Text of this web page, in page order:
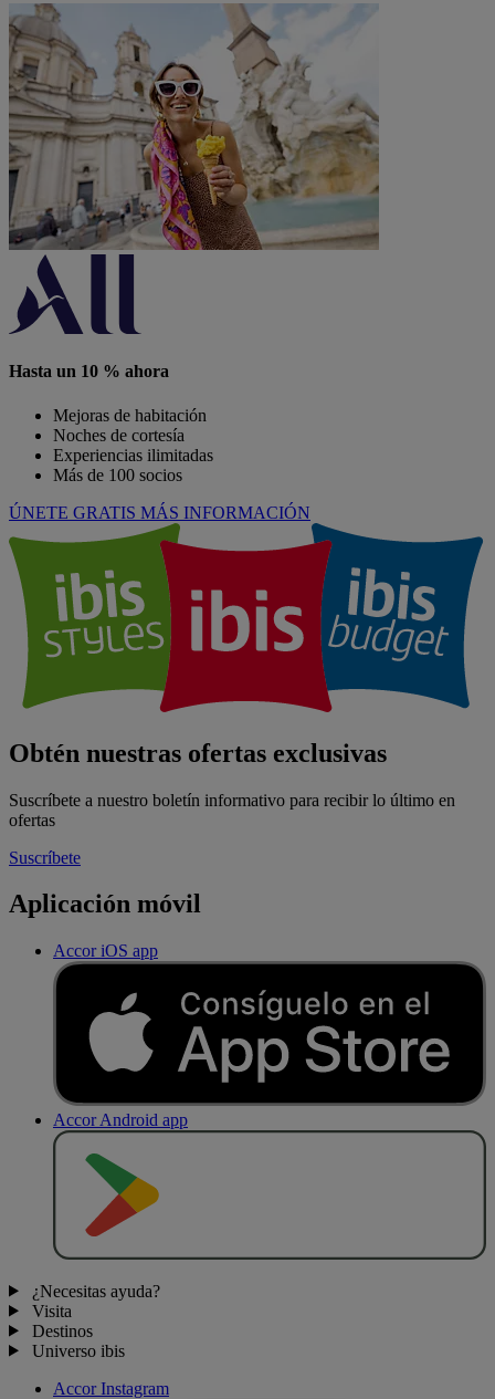
Hasta un 10 % ahora
Mejoras de habitación
Noches de cortesía
Experiencias ilimitadas
Más de 100 socios
ÚNETE GRATIS MÁS INFORMACIÓN
Obtén nuestras ofertas exclusivas
Suscríbete a nuestro boletín informativo para recibir lo último en
ofertas
Suscríbete
Aplicación móvil
Accor iOS app
Accor Android app
¿Necesitas ayuda?
Visita
Destinos
Universo ibis
Accor Instagram